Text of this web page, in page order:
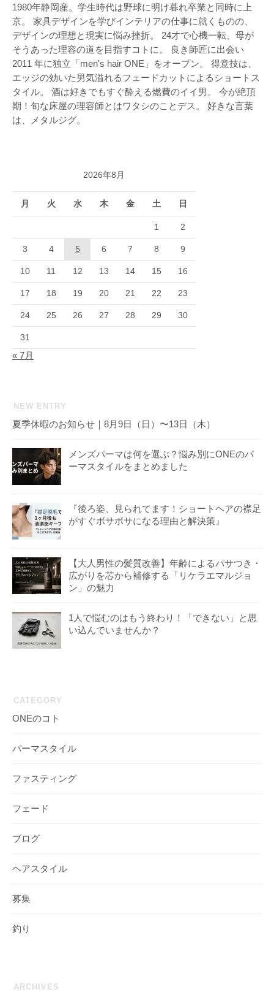
1980年静岡産。学生時代は野球に明け暮れ卒業と同時に上
京。 家具デザインを学びインテリアの仕事に就くものの、
デザインの理想と現実に悩み挫折。 24才で心機一転、母が
そうあった理容の道を目指すコトに。 良き師匠に出会い
2011 年に独立「men's hair ONE」をオープン。 得意技は、
エッジの効いた男気溢れるフェードカットによるショートス
タイル。 酒は好きでもすぐ酔える燃費のイイ男。 今が絶頂
期！旬な床屋の理容師とはワタシのことデス。 好きな言葉
は、メタルジグ。
2026年8月
月 火 水 木 金 土 日
1 2
3 4 5 6 7 8 9
10 11 12 13 14 15 16
17 18 19 20 21 22 23
24 25 26 27 28 29 30
31
« 7月
NEW ENTRY
夏季休暇のお知らせ｜8月9日（日）〜13日（木）
メンズパーマは何を選ぶ？悩み別にONEのパ
ーマスタイルをまとめました
『後ろ姿、見られてます！ショートヘアの襟足
がすぐボサボサになる理由と解決策』
【大人男性の髪質改善】年齢によるパサつき・
広がりを芯から補修する「リケラエマルジョ
ン」の魅力
1人で悩むのはもう終わり！「できない」と思
い込んでいませんか？
CATEGORY
ONEのコト
パーマスタイル
ファスティング
フェード
ブログ
ヘアスタイル
募集
釣り
ARCHIVES